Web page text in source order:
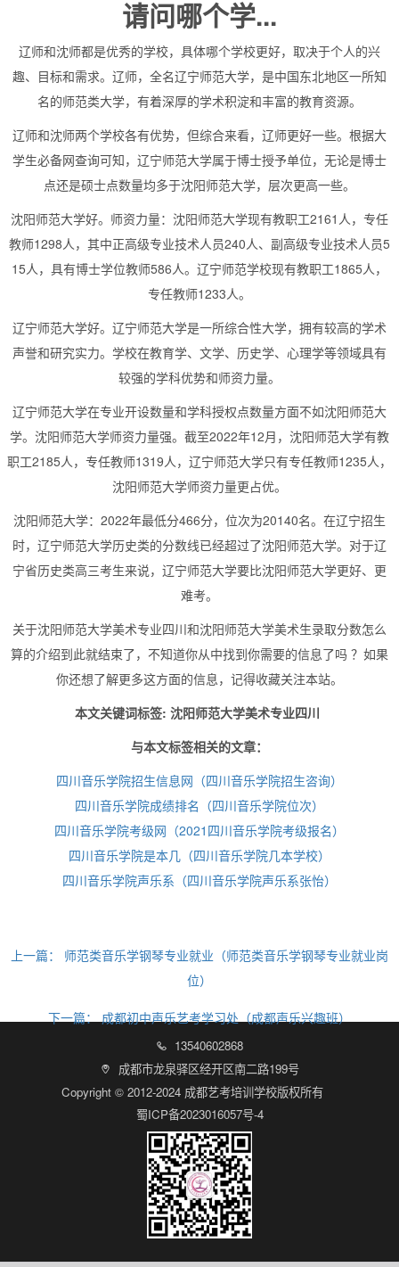
请问哪个学...
辽师和沈师都是优秀的学校，具体哪个学校更好，取决于个人的兴
趣、目标和需求。辽师，全名辽宁师范大学，是中国东北地区一所知
名的师范类大学，有着深厚的学术积淀和丰富的教育资源。
辽师和沈师两个学校各有优势，但综合来看，辽师更好一些。根据大
学生必备网查询可知，辽宁师范大学属于博士授予单位，无论是博士
点还是硕士点数量均多于沈阳师范大学，层次更高一些。
沈阳师范大学好。师资力量：沈阳师范大学现有教职工2161人，专任
教师1298人，其中正高级专业技术人员240人、副高级专业技术人员5
15人，具有博士学位教师586人。辽宁师范学校现有教职工1865人，
专任教师1233人。
辽宁师范大学好。辽宁师范大学是一所综合性大学，拥有较高的学术
声誉和研究实力。学校在教育学、文学、历史学、心理学等领域具有
较强的学科优势和师资力量。
辽宁师范大学在专业开设数量和学科授权点数量方面不如沈阳师范大
学。沈阳师范大学师资力量强。截至2022年12月，沈阳师范大学有教
职工2185人，专任教师1319人，辽宁师范大学只有专任教师1235人，
沈阳师范大学师资力量更占优。
沈阳师范大学：2022年最低分466分，位次为20140名。在辽宁招生
时，辽宁师范大学历史类的分数线已经超过了沈阳师范大学。对于辽
宁省历史类高三考生来说，辽宁师范大学要比沈阳师范大学更好、更
难考。
关于沈阳师范大学美术专业四川和沈阳师范大学美术生录取分数怎么
算的介绍到此就结束了，不知道你从中找到你需要的信息了吗 ？如果
你还想了解更多这方面的信息，记得收藏关注本站。
本文关键词标签: 沈阳师范大学美术专业四川
与本文标签相关的文章：
四川音乐学院招生信息网（四川音乐学院招生咨询）
四川音乐学院成绩排名（四川音乐学院位次）
四川音乐学院考级网（2021四川音乐学院考级报名）
四川音乐学院是本几（四川音乐学院几本学校）
四川音乐学院声乐系（四川音乐学院声乐系张怡）
上一篇：
师范类音乐学钢琴专业就业（师范类音乐学钢琴专业就业岗
位）
下一篇： 成都初中声乐艺考学习处（成都声乐兴趣班）
 13540602868

成都市龙泉驿区经开区南二路199号
Copyright © 2012-2024 成都艺考培训学校版权所有
蜀ICP备2023016057号-4